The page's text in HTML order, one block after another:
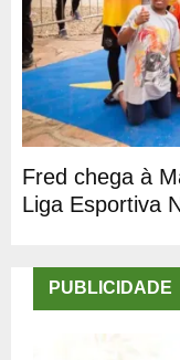
Fred chega à
Liga Esportiva
PUBLICIDADE